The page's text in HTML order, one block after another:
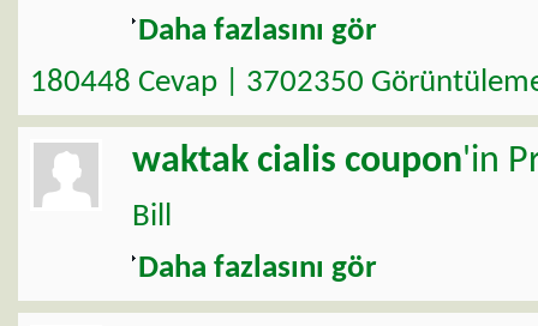
Daha fazlasını gör
180448 Cevap | 3702350
waktak cialis coupon'in
Bill
Daha fazlasını gör